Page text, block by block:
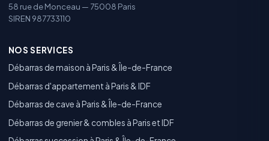
58 rue de Monceau — 75008 Paris
SIREN 987733110
NOS SERVICES
Débarras de maison à Paris & Île-de-France
Débarras d'appartement à Paris & IDF
Débarras de cave à Paris & Île-de-France
Débarras de grenier & combles à Paris et IDF